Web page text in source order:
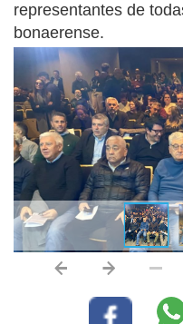
representantes de
bonaerense.